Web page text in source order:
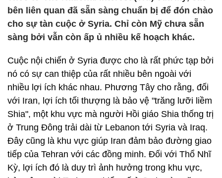
bên liên quan đã sẵn sàng chuẩn bị để đón chào
cho sự tàn cuộc ở Syria. Chỉ còn Mỹ chưa sẵn
sàng bởi vẫn còn ấp ủ nhiều kế hoạch khác.
Cuộc nội chiến ở Syria được cho là rất phức tạp bởi
nó có sự can thiệp của rất nhiều bên ngoài với
nhiều lợi ích khác nhau. Phương Tây cho rằng, đối
với Iran, lợi ích tối thượng là bảo vệ "trăng lưỡi liềm
Shia", một khu vực mà người Hồi giáo Shia thống trị
ở Trung Đông trải dài từ Lebanon tới Syria và Iraq.
Đây cũng là khu vực giúp Iran đảm bảo đường giao
tiếp của Tehran với các đồng minh. Đối với Thổ Nhĩ
Kỳ, lợi ích đó là duy trì ảnh hưởng trong khu vực,